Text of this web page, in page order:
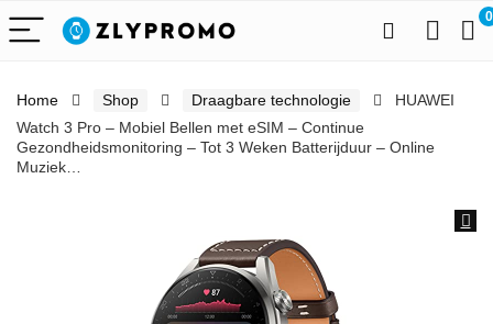
0
Home Shop Draagbare technologie
HUAWEI
Watch 3 Pro – Mobiel Bellen met eSIM – Continue
Gezondheidsmonitoring – Tot 3 Weken Batterijduur – Online
Muziek…